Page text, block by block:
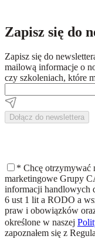
Zapisz się do
Zapisz się do
mailową informacje o
czy szkoleniach, które
Dołącz do newslettera
* Chcę otrzymywać
marketingowe Grupy
informacji handlowych
6 ust 1 lit a RODO a
praw i obowiązków
określone w naszej
zapoznałem się z